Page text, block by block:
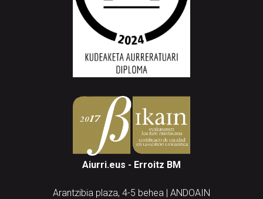
Aiurri.eus - Erroitz BM
Arantzibia plaza, 4-5 behea | ANDOAIN